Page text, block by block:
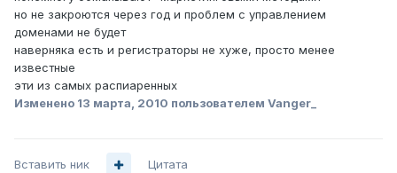
но не закроются через год и проблем с управлением
доменами не будет
наверняка есть и регистраторы не хуже, просто менее
известные
эти из самых распиаренных
Изменено 13 марта, 2010 пользователем Vanger_
Вставить ник Цитата